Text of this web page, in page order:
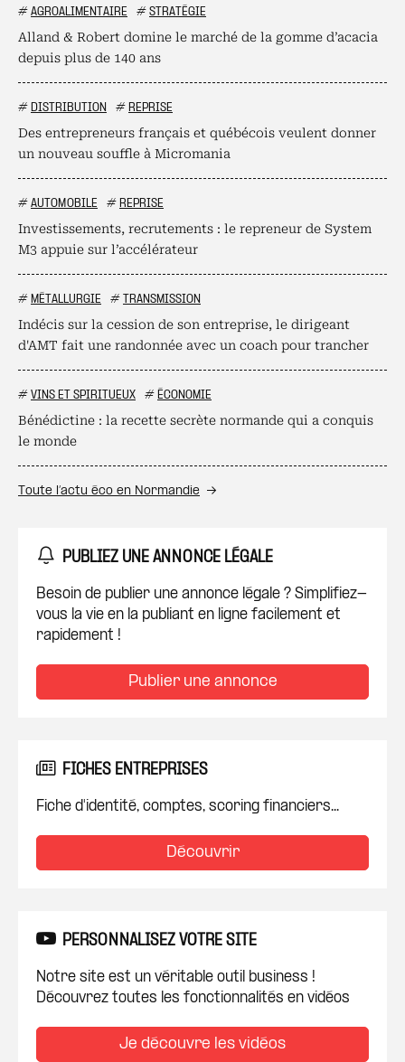
# AGROALIMENTAIRE # STRATÉGIE
Alland & Robert domine le marché de la gomme d’acacia
depuis plus de 140 ans
# DISTRIBUTION # REPRISE
Des entrepreneurs français et québécois veulent donner
un nouveau souffle à Micromania
# AUTOMOBILE # REPRISE
Investissements, recrutements : le repreneur de System
M3 appuie sur l’accélérateur
# MÉTALLURGIE # TRANSMISSION
Indécis sur la cession de son entreprise, le dirigeant
d'AMT fait une randonnée avec un coach pour trancher
# VINS ET SPIRITUEUX # ÉCONOMIE
Bénédictine : la recette secrète normande qui a conquis
le monde
Toute l’actu éco en Normandie
PUBLIEZ UNE ANNONCE LÉGALE
Besoin de publier une annonce légale ? Simplifiez-
vous la vie en la publiant en ligne facilement et
rapidement !
Publier une annonce
FICHES ENTREPRISES
Fiche d'identité, comptes, scoring financiers...
Découvrir
PERSONNALISEZ VOTRE SITE
Notre site est un véritable outil business !
Découvrez toutes les fonctionnalités en vidéos
Je découvre les vidéos